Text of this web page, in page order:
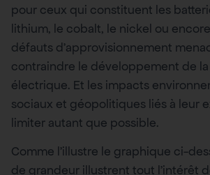
pour ceux qui constituent les
lithium, le cobalt, le nickel ou
défauts d’approvisionnement
contraindre le développement de
électrique. Et les impacts
sociaux et géopolitiques liés à leur
limiter autant que possible.
Comme l’illustre le graphique ci-
de grandeur illustrent tout l’intérêt